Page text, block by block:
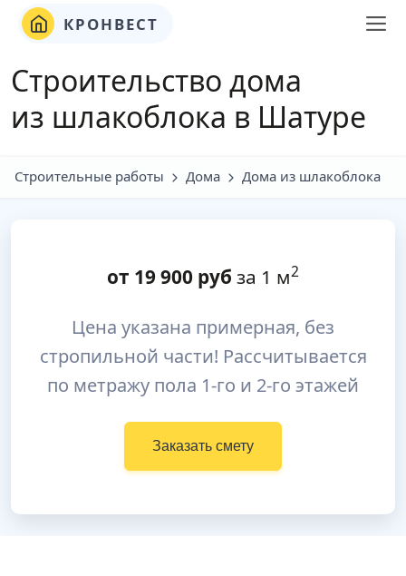
КРОНВЕСТ
Строительство дома
из шлакоблока в Шатуре
Строительные работы Дома Дома из шлакоблока
от 19 900 руб за 1 м2
Цена указана примерная, без
стропильной части! Рассчитывается
по метражу пола 1-го и 2-го этажей
Заказать смету